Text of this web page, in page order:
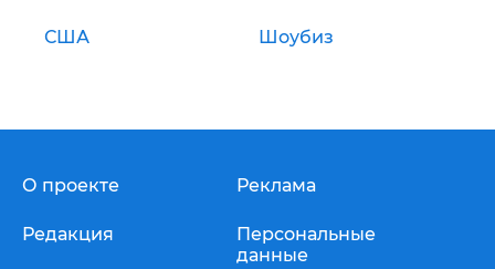
США Шоубиз
О проекте
Редакция
Реклама
Персональные
данные